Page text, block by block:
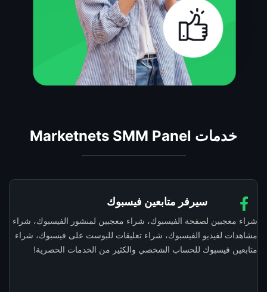
خدمات Marketnets SMM Panel
سيرفر متابعين فيسبوك
شراء معجبين لصفحة الفيسبوك، شراء معجبين لمنشور الفيسبوك، شراء
مشاهدات لفيديو الفيسبوك، شراء تعليقات للبوست على فيسبوك، شراء
متابعين فيسبوك للحساب الشخصي والكثير من الخدمات الحصرية!